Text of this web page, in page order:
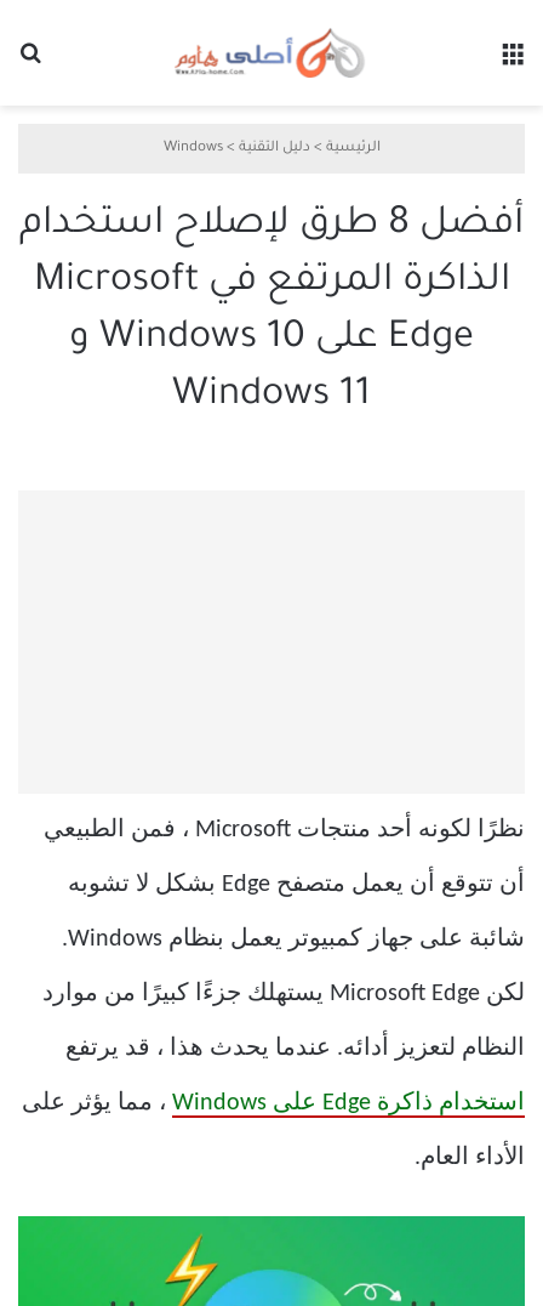
الرئيسية > دليل التقنية >
Windows
أفضل 8 طرق لإصلاح استخدام
الذاكرة المرتفع في Microsoft
Edge على Windows 10 و
Windows 11
نظرًا لكونه أحد منتجات Microsoft ، فمن الطبيعي
أن تتوقع أن يعمل متصفح Edge بشكل لا تشوبه
شائبة على جهاز كمبيوتر يعمل بنظام Windows.
لكن Microsoft Edge يستهلك جزءًا كبيرًا من موارد
النظام لتعزيز أدائه. عندما يحدث هذا ، قد يرتفع
استخدام ذاكرة Edge على Windows ، مما يؤثر على
الأداء العام.